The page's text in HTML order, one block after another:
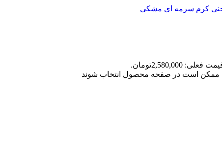
کرم سرمه ای مشکی
فعلی: 2,580,000تومان.
ممکن است در صفحه محصول انتخاب شوند